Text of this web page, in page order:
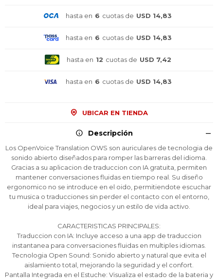
hasta en 6 cuotas de USD 14,83
hasta en 6 cuotas de USD 14,83
hasta en 12 cuotas de USD 7,42
hasta en 6 cuotas de USD 14,83
UBICAR EN TIENDA
Descripción
Los OpenVoice Translation OWS son auriculares de tecnologia de
sonido abierto diseñados para romper las barreras del idioma.
Gracias a su aplicacion de traduccion con IA gratuita, permiten
mantener conversaciones fluidas en tiempo real. Su diseño
ergonomico no se introduce en el oido, permitiendote escuchar
tu musica o traducciones sin perder el contacto con el entorno,
ideal para viajes, negocios y un estilo de vida activo.
CARACTERISTICAS PRINCIPALES:
Traduccion con IA: Incluye acceso a una app de traduccion
instantanea para conversaciones fluidas en multiples idiomas.
Tecnologia Open Sound: Sonido abierto y natural que evita el
aislamiento total, mejorando la seguridad y el confort.
Pantalla Integrada en el Estuche: Visualiza el estado de la bateria y
Comprá ahora y Pagá
Después, hasta en 12
cuotas y sin tocar tu
tarjeta de crédito
¡Sumate a la forma más ágil de
comprar!
Comprá en 3 cuotas sin recargo o hasta en
12 cuotas * ¡Solo con tu cédula!
* sujeto aprobación crediticia.
Verifica si estás calificado para comprar con
Cédula de identidad
Celular
Estás calificado para comprar usando Pago
¡Tenés hasta
para comprar en las cuotas que
prefieras!
Elegí tus productos preferidos
Ups!
Parece que no tenes oferta, lamentamos
el inconveniente, por cualquier duda
contactanos en
preguntas@pagodespues.com.uy
¡Algo salió mal!
Por favor intenta nuevamente mas tarde.
Comprá ahora y Pagá
Después, hasta en 12
cuotas y sin tocar tu
tarjeta de crédito
¡Sumate a la forma más ágil de
comprar!
Comprá en 3 cuotas sin recargo o hasta en
12 cuotas * ¡Solo con tu cédula!
* sujeto aprobación crediticia.
Verifica si estás calificado para comprar con
Cédula de identidad
Celular
Estás calificado para comprar usando Pago
¡Tenés hasta
para comprar en las cuotas que
prefieras!
Elegí tus productos preferidos
Ups!
Parece que no tenes oferta, lamentamos
el inconveniente, por cualquier duda
contactanos en
preguntas@pagodespues.com.uy
¡Algo salió mal!
Por favor intenta nuevamente mas tarde.
Comprá ahora y Pagá
Después, hasta en 12
cuotas y sin tocar tu
tarjeta de crédito
¡Sumate a la forma más ágil de
comprar!
Comprá en 3 cuotas sin recargo o hasta en
12 cuotas * ¡Solo con tu cédula!
* sujeto aprobación crediticia.
Verifica si estás calificado para comprar con
Cédula de identidad
Celular
Estás calificado para comprar usando Pago
¡Tenés hasta
para comprar en las cuotas que
prefieras!
Elegí tus productos preferidos
Ups!
Parece que no tenes oferta, lamentamos
el inconveniente, por cualquier duda
contactanos en
preguntas@pagodespues.com.uy
¡Algo salió mal!
Por favor intenta nuevamente mas tarde.